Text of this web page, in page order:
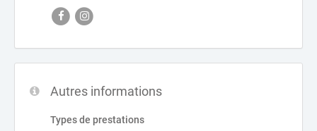
Autres informations
Types de prestations